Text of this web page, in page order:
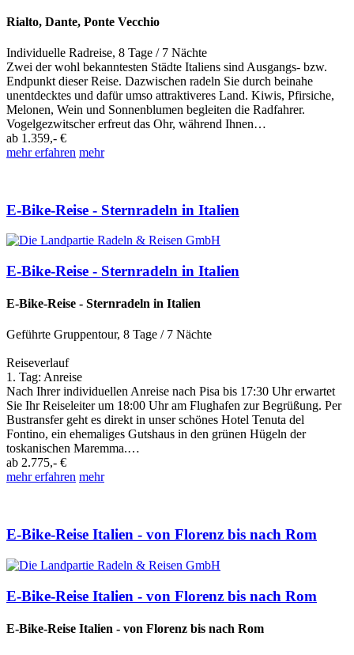
Rialto, Dante, Ponte Vecchio
Individuelle Radreise, 8 Tage / 7 Nächte
Zwei der wohl bekanntesten Städte Italiens sind Ausgangs- bzw.
Endpunkt dieser Reise. Dazwischen radeln Sie durch beinahe
unentdecktes und dafür umso attraktiveres Land. Kiwis, Pfirsiche,
Melonen, Wein und Sonnenblumen begleiten die Radfahrer.
Vogelgezwitscher erfreut das Ohr, während Ihnen…
ab 1.359,- €
mehr erfahren mehr
E-Bike-Reise - Sternradeln in Italien
E-Bike-Reise - Sternradeln in Italien
E-Bike-Reise - Sternradeln in Italien
Geführte Gruppentour, 8 Tage / 7 Nächte
Reiseverlauf
1. Tag: Anreise
Nach Ihrer individuellen Anreise nach Pisa bis 17:30 Uhr erwartet
Sie Ihr Reiseleiter um 18:00 Uhr am Flughafen zur Begrüßung. Per
Bustransfer geht es direkt in unser schönes Hotel Tenuta del
Fontino, ein ehemaliges Gutshaus in den grünen Hügeln der
toskanischen Maremma.…
ab 2.775,- €
mehr erfahren mehr
E-Bike-Reise Italien - von Florenz bis nach Rom
E-Bike-Reise Italien - von Florenz bis nach Rom
E-Bike-Reise Italien - von Florenz bis nach Rom